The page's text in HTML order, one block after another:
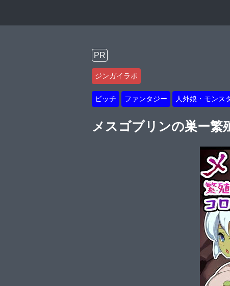
PR
ジンガイラボ
ビッチ ファンタジー 人外娘・モンス
メスゴブリンの巣ー繁